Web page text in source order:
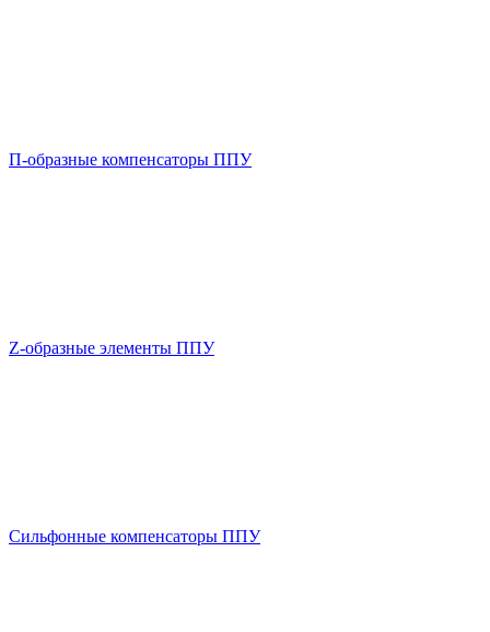
П-образные компенсаторы ППУ
Z-образные элементы ППУ
Сильфонные компенсаторы ППУ